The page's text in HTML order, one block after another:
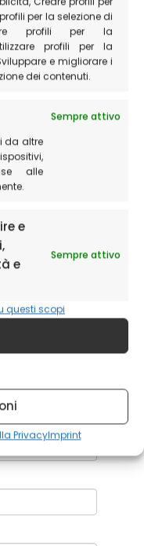
per la selezione di
profili per la
profili per la
e migliorare i
dei contenuti.
Sempre attivo
da altre
alle
e
e
Sempre attivo
questi scopi
PrivacyImprint
che
e convivialità nel
di Norcia.
una camera
al ristorante
si trovano nel
al piano terra,
per piccoli tavoli,